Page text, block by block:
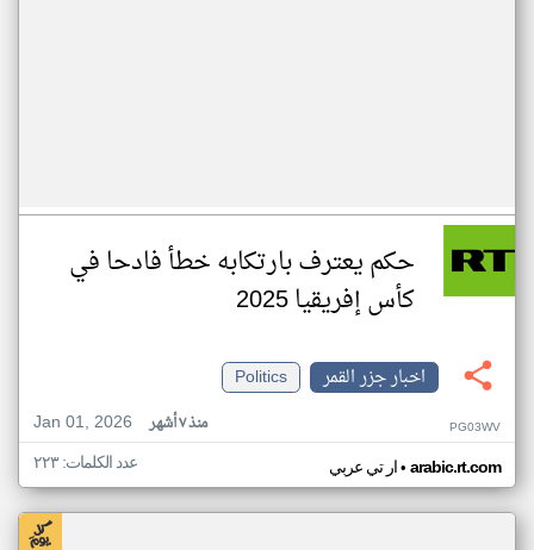
حكم يعترف بارتكابه خطأ فادحا في
كأس إفريقيا 2025
اخبار جزر القمر
Politics
Jan 01, 2026
منذ ٧ أشهر PG03WV
ار تي عربي• arabic.rt.com عدد الكلمات: ٢٢٣